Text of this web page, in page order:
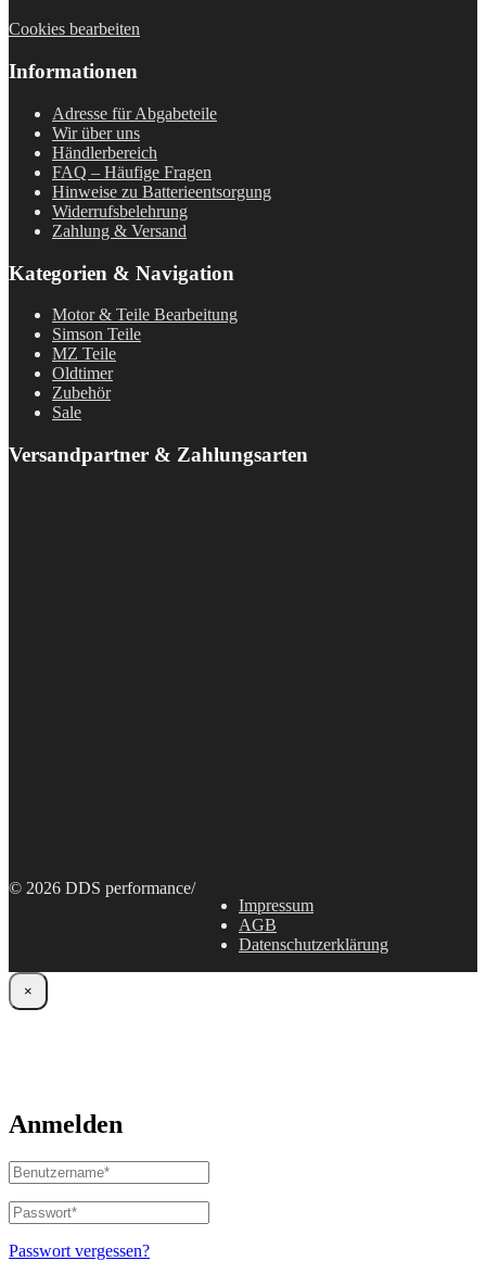
Cookies bearbeiten
Informationen
Adresse für Abgabeteile
Wir über uns
Händlerbereich
FAQ – Häufige Fragen
Hinweise zu Batterieentsorgung
Widerrufsbelehrung
Zahlung & Versand
Kategorien & Navigation
Motor & Teile Bearbeitung
Simson Teile
MZ Teile
Oldtimer
Zubehör
Sale
Versandpartner & Zahlungsarten
© 2026 DDS performance/
Impressum
AGB
Datenschutzerklärung
×
Anmelden
Benutzername
oder
E-
Mail-
Adresse*
Passwort*
Erforderlich
Passwort vergessen?